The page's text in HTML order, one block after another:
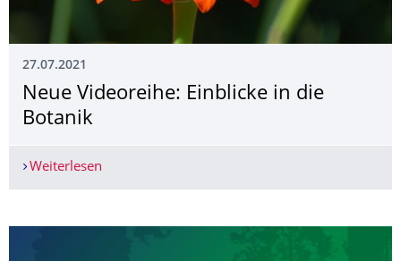
27.07.2021
Neue Videoreihe: Einblicke in die
Botanik
Weiterlesen